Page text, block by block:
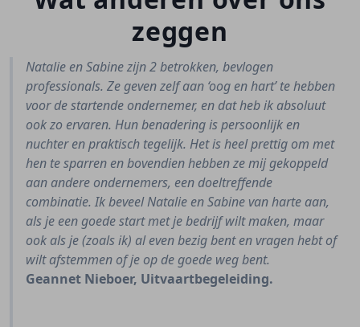
zeggen
Natalie en Sabine zijn 2 betrokken, bevlogen
professionals. Ze geven zelf aan ‘oog en hart’ te hebben
voor de startende ondernemer, en dat heb ik absoluut
ook zo ervaren. Hun benadering is persoonlijk en
nuchter en praktisch tegelijk. Het is heel prettig om met
hen te sparren en bovendien hebben ze mij gekoppeld
aan andere ondernemers, een doeltreffende
combinatie. Ik beveel Natalie en Sabine van harte aan,
als je een goede start met je bedrijf wilt maken, maar
ook als je (zoals ik) al even bezig bent en vragen hebt of
wilt afstemmen of je op de goede weg bent.
Geannet Nieboer, Uitvaartbegeleiding.